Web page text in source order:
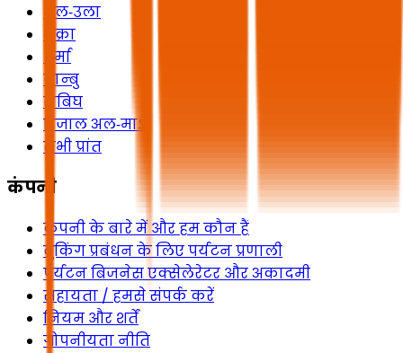
अल‑उला
शक्रा
धुर्मा
यान्बु
राबिघ
रिजाल अल‑माऽ
सभी प्रांत
कंपनी
कंपनी के बारे में और हम कौन हैं
बुकिंग प्रबंधन के लिए पर्यटन प्रणाली
पर्यटन बिजनेस एक्सेलेरेटर और अकादमी
सहायता / हमसे संपर्क करें
नियम और शर्तें
गोपनीयता नीति